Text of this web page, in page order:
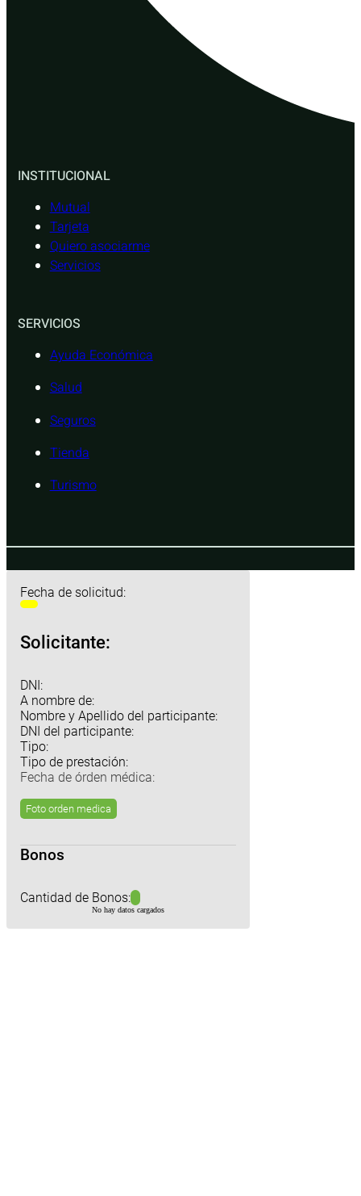
INSTITUCIONAL
Mutual
Tarjeta
Quiero asociarme
Servicios
SERVICIOS
Ayuda Económica
Salud
Seguros
Tienda
Turismo
Fecha de solicitud:
Solicitante:
DNI:
A nombre de:
Nombre y Apellido del participante:
DNI del participante:
Tipo:
Tipo de prestación:
Fecha de órden médica:
Foto orden medica
Bonos
Cantidad de Bonos:
No hay datos cargados